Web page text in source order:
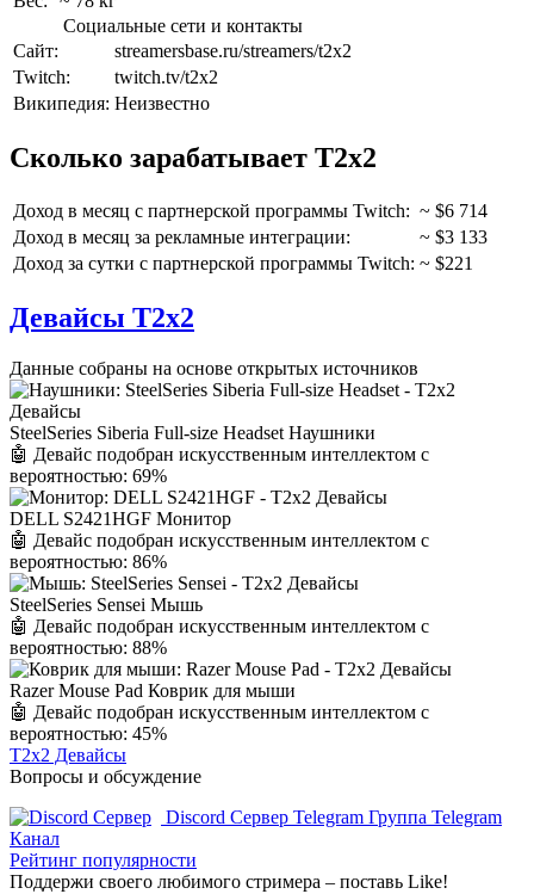
Социальные сети и контакты
Сайт:
streamersbase.ru/streamers/t2x2
Twitch:
twitch.tv/t2x2
Википедия: Неизвестно
Сколько зарабатывает T2x2
Доход в месяц c партнерской программы Twitch: ~ $6 714
Доход в месяц за рекламные интеграции:
~ $3 133
Доход за сутки c партнерской программы Twitch: ~ $221
Девайсы T2x2
Данные собраны на основе открытых источников
SteelSeries Siberia Full-size Headset Наушники
🤖 Девайс подобран искусственным интеллектом с
вероятностью: 69%
DELL S2421HGF Монитор
🤖 Девайс подобран искусственным интеллектом с
вероятностью: 86%
SteelSeries Sensei Мышь
🤖 Девайс подобран искусственным интеллектом с
вероятностью: 88%
Razer Mouse Pad Коврик для мыши
🤖 Девайс подобран искусственным интеллектом с
вероятностью: 45%
T2x2 Девайсы
Вопросы и обсуждение
Discord Сервер Telegram Группа Telegram
Канал
Рейтинг популярности
Поддержи своего любимого стримера – поставь Like!